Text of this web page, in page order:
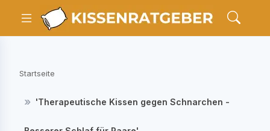
Startseite
'Therapeutische Kissen gegen Schnarchen -